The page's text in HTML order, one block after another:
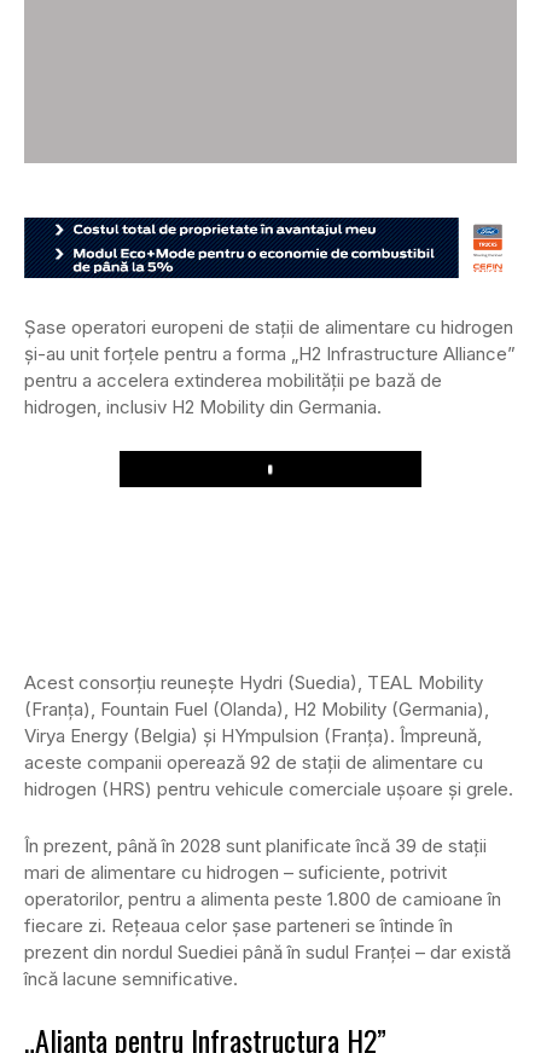
Șase operatori europeni de stații de alimentare cu hidrogen
și-au unit forțele pentru a forma „H2 Infrastructure Alliance”
pentru a accelera extinderea mobilității pe bază de
hidrogen, inclusiv H2 Mobility din Germania.
Play
Acest consorțiu reunește Hydri (Suedia), TEAL Mobility
(Franța), Fountain Fuel (Olanda), H2 Mobility (Germania),
Virya Energy (Belgia) și HYmpulsion (Franța). Împreună,
aceste companii operează 92 de stații de alimentare cu
hidrogen (HRS) pentru vehicule comerciale ușoare și grele.
În prezent, până în 2028 sunt planificate încă 39 de stații
mari de alimentare cu hidrogen – suficiente, potrivit
operatorilor, pentru a alimenta peste 1.800 de camioane în
fiecare zi. Rețeaua celor șase parteneri se întinde în
prezent din nordul Suediei până în sudul Franței – dar există
încă lacune semnificative.
„Alianța pentru Infrastructura H2”